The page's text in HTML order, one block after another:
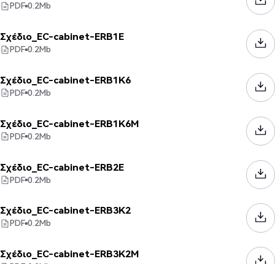
PDF 0.2Mb
Σχέδιο_EC-cabinet-ERB1E
PDF 0.2Mb
Σχέδιο_EC-cabinet-ERB1K6
PDF 0.2Mb
Σχέδιο_EC-cabinet-ERB1K6M
PDF 0.2Mb
Σχέδιο_EC-cabinet-ERB2E
PDF 0.2Mb
Σχέδιο_EC-cabinet-ERB3K2
PDF 0.2Mb
Σχέδιο_EC-cabinet-ERB3K2M